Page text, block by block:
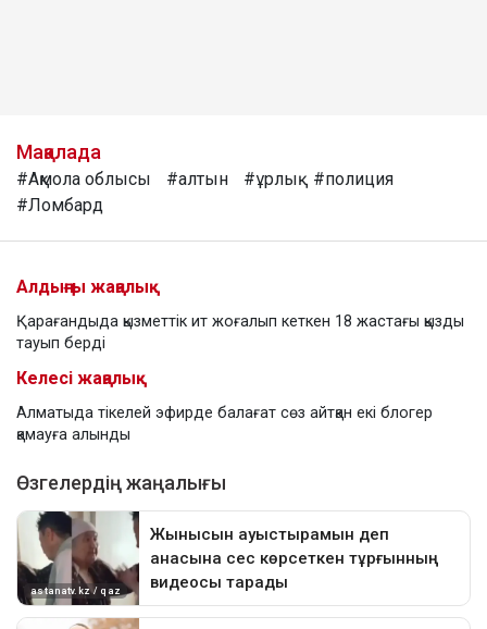
Мақалада
#Ақмола облысы #алтын #ұрлық
#полиция
#Ломбард
Алдыңғы жаңалық
Қарағандыда қызметтік ит жоғалып кеткен 18 жастағы қызды
тауып берді
Келесі жаңалық
Алматыда тікелей эфирде балағат сөз айтқан екі блогер
қамауға алынды